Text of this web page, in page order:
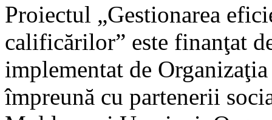
Proiectul „Gestionarea
calificărilor” este finanţat
implementat de
împreună cu partenerii